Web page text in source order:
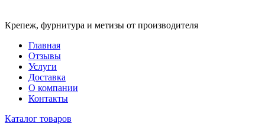
Крепеж, фурнитура и метизы от производителя
Главная
Отзывы
Услуги
Доставка
О компании
Контакты
Каталог товаров